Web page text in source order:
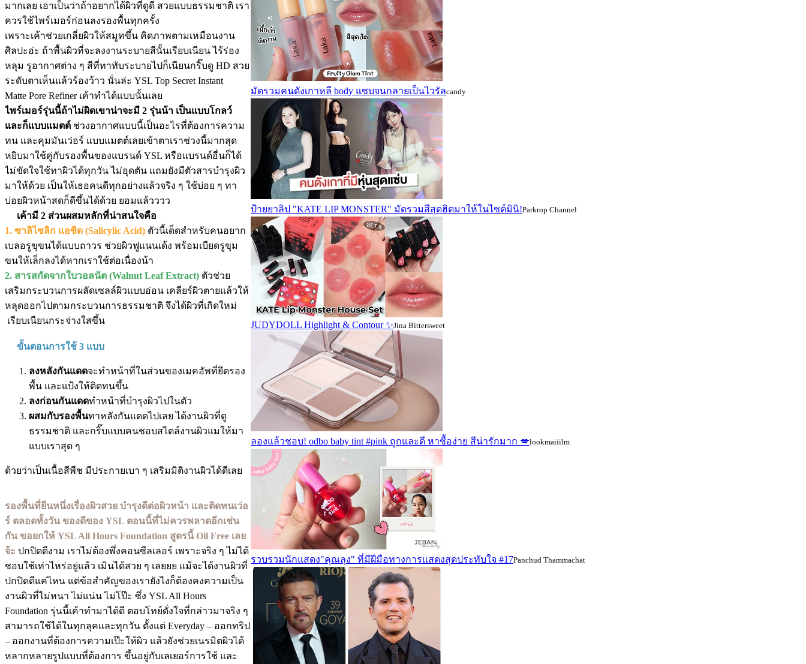
มากเลย เอาเป็นว่าถ้าอยากได้ผิวที่ดูดี สวยแบบธรรมชาติ เรา
ควรใช้ไพร์เมอร์ก่อนลงรองพื้นทุกครั้ง
เพราะเค้าช่วยเกลี่ยผิวให้สมูทขึ้น คิดภาพตามเหมือนงาน
ศิลปะอ่ะ ถ้าพื้นผิวที่จะลงงานระบายสีนั้นเรียบเนียน ไร้ร่อง
หลุม รูอากาศต่าง ๆ สีที่ทาทับระบายไปก็เนียนกริ๊บดู HD สวย
ระดับตาเห็นแล้วร้องว้าว นั่นล่ะ YSL Top Secret Instant
Matte Pore Refiner เค้าทำได้แบบนั้นเลย
ไพร์เมอร์รุ่นนี้ถ้าไม่ผิดเขาน่าจะมี 2 รุ่นน้า เป็นแบบโกลว์
และก็แบบแมตต์ ช่วงอากาศแบบนี้เป็นอะไรที่ต้องการความ
ทน และคุมมันเว่อร์ แบบแมตต์เลยเข้าตาเราช่วงนี้มากสุด
หยิบมาใช้คู่กับรองพื้นของแบรนด์ YSL หรือแบรนด์อื่นก็ได้
ไม่ขัดใจใช้ทาผิวได้ทุกวัน ไม่อุดตัน แถมยังมีตัวสารบำรุงผิว
มาให้ด้วย เป็นให้เธอคนดีทุกอย่างแล้วจริง ๆ ใช้บ่อย ๆ ทา
บ่อยผิวหน้าสดก็ดีขึ้นได้ด้วย ยอมแล้วววว
เค้ามี 2 ส่วนผสมหลักที่น่าสนใจคือ
1. ซาลิไซลิก แอซิด (Salicylic Acid) ตัวนี้เด็ดสำหรับคนอยาก
เบลอรูขุขนได้แบบถาวร ช่วยผิวฟูแนนเด้ง พร้อมเบียดรูขุม
ขนให้เล็กลงได้หากเราใช้ต่อเนื่องน้า
2. สารสกัดจากใบวอลนัต (Walnut Leaf Extract) ตัวช่วย
เสริมกระบวนการผลัดเซลล์ผิวแบบอ่อน เคลียร์ผิวตายแล้วให้
หลุดออกไปตามกระบวนการธรรมชาติ จึงได้ผิวที่เกิดใหม่
เรียบเนียนกระจ่างใสขึ้น
ขั้นตอนการใช้ 3 แบบ
ลงหลังกันแดดจะทำหน้าที่ในส่วนของเมคอัพที่ยึดรอง
พื้น และแป้งให้ติดทนขึ้น
ลงก่อนกันแดดทำหน้าที่บำรุงผิวไปในตัว
ผสมกับรองพื้นทาหลังกันแดดไปเลย ได้งานผิวที่ดู
ธรรมชาติ และกริ๊บแบบคนชอบสไตล์งานผิวแมให้มา
แบบเราสุด ๆ
ด้วยว่าเป็นเนื้อสีพีช มีประกายเบา ๆ เสริมมิติงานผิวได้ดีเลย
รองพื้นที่ยืนหนึ่งเรื่องผิวสวย บำรุงดีต่อผิวหน้า และติดทนเว่อ
ร์ ตลอดทั้งวัน ของดีของ YSL ตอนนี้ที่ไม่ควรพลาดอีกเช่น
กัน ขอยกให้ YSL All Hours Foundation สูตรนี้ Oil Free เลย
จ้ะ ปกปิดดีงาม เราไม่ต้องพึ่งคอนซีลเลอร์ เพราะจริง ๆ ไม่ได้
ชอบใช้เท่าไหร่อยู่แล้ว เมินได้สวย ๆ เลยยย แม้จะได้งานผิวที่
ปกปิดดีแค่ไหน แต่ข้อสำคัญของเรายังไงก็ต้องคงความเป็น
งานผิวที่ไม่หนา ไม่แน่น ไม่โป๊ะ ซึ่ง YSL All Hours
Foundation รุ่นนี้เค้าทำมาได้ดี ตอบโทย์ดั่งใจที่กล่าวมาจริง ๆ
สามารถใช้ได้ในทุกลุคและทุกวัน ตั้งแต่ Everyday – ออกทริป
– ออกงานที่ต้องการความเป๊ะให้ผิว แล้วยังช่วยเนรมิตผิวได้
หลากหลายรูปแบบที่ต้องการ ขึ้นอยู่กับเลเยอร์การใช้ และ
มัดรวมคนดังเกาหลี body แซบจนกลายเป็นไวรัลcandy
ป้ายยาลิป "KATE LIP MONSTER" มัดรวมสีสุดฮิตมาให้ในไซต์มินิ!Parkrop Channel
JUDYDOLL Highlight & Contour ✨Jina Bittersweet
ลองแล้วชอบ! odbo baby tint #pink ถูกและดี หาซื้อง่าย สีน่ารักมาก 💋lookmaiiilm
รวบรวมนักแสดง"คุณลุง" ที่มีฝีมือทางการแสดงสุดประทับใจ #17Panchud Thammachat